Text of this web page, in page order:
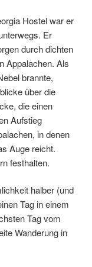
Hostel war er
Er
durch dichten
Appalachen. Als
brannte,
über die
die einen
Aufstieg
in denen
Auge reicht.
festhalten.
halber (und
Tag in einem
Tag vom
Wanderung in